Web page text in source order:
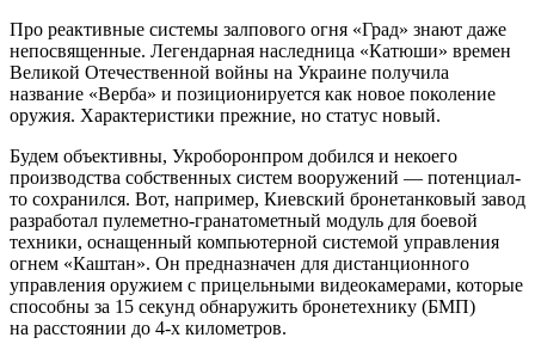
Про реактивные системы залпового огня «Град» знают даже
непосвященные. Легендарная наследница «Катюши» времен
Великой Отечественной войны на Украине получила
название «Верба» и позиционируется как новое поколение
оружия. Характеристики прежние, но статус новый.
Будем объективны, Укроборонпром добился и некоего
производства собственных систем вооружений — потенциал-
то сохранился. Вот, например, Киевский бронетанковый завод
разработал пулеметно-гранатометный модуль для боевой
техники, оснащенный компьютерной системой управления
огнем «Каштан». Он предназначен для дистанционного
управления оружием с прицельными видеокамерами, которые
способны за 15 секунд обнаружить бронетехнику (БМП)
на расстоянии до 4-х километров.